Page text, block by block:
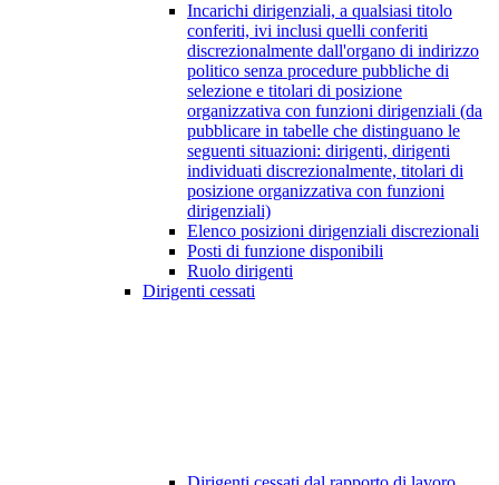
Incarichi dirigenziali, a qualsiasi titolo
conferiti, ivi inclusi quelli conferiti
discrezionalmente dall'organo di indirizzo
politico senza procedure pubbliche di
selezione e titolari di posizione
organizzativa con funzioni dirigenziali (da
pubblicare in tabelle che distinguano le
seguenti situazioni: dirigenti, dirigenti
individuati discrezionalmente, titolari di
posizione organizzativa con funzioni
dirigenziali)
Elenco posizioni dirigenziali discrezionali
Posti di funzione disponibili
Ruolo dirigenti
Dirigenti cessati